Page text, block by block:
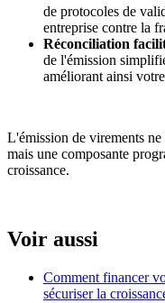
de protocoles de
entreprise contre la
Réconciliation
de l'émission
améliorant ainsi
L'émission de virements
mais une composante
croissance.
Voir aussi
Comment financer
sécuriser la